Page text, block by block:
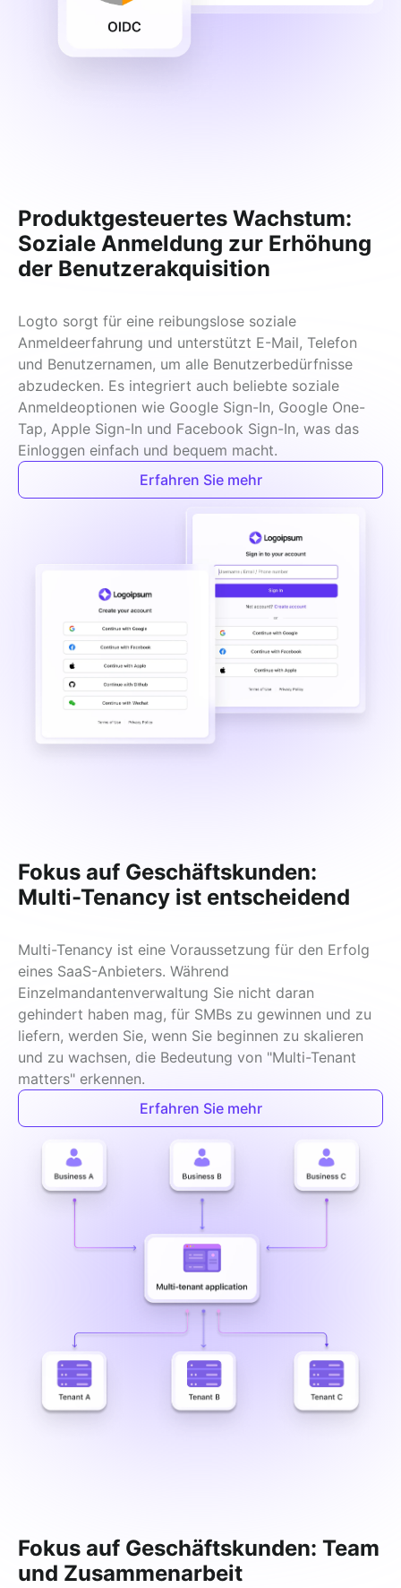
Produktgesteuertes Wachstum:
Soziale Anmeldung zur Erhöhung
der Benutzerakquisition
Logto sorgt für eine reibungslose soziale
Anmeldeerfahrung und unterstützt E-Mail, Telefon
und Benutzernamen, um alle Benutzerbedürfnisse
abzudecken. Es integriert auch beliebte soziale
Anmeldeoptionen wie Google Sign-In, Google One-
Tap, Apple Sign-In und Facebook Sign-In, was das
Einloggen einfach und bequem macht.
Erfahren Sie mehr
Fokus auf Geschäftskunden:
Multi-Tenancy ist entscheidend
Multi-Tenancy ist eine Voraussetzung für den Erfolg
eines SaaS-Anbieters. Während
Einzelmandantenverwaltung Sie nicht daran
gehindert haben mag, für SMBs zu gewinnen und zu
liefern, werden Sie, wenn Sie beginnen zu skalieren
und zu wachsen, die Bedeutung von "Multi-Tenant
matters" erkennen.
Erfahren Sie mehr
Fokus auf Geschäftskunden: Team
und Zusammenarbeit